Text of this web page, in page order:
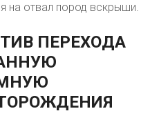
на отвал пород вскрыши.
ПЕРЕХОДА